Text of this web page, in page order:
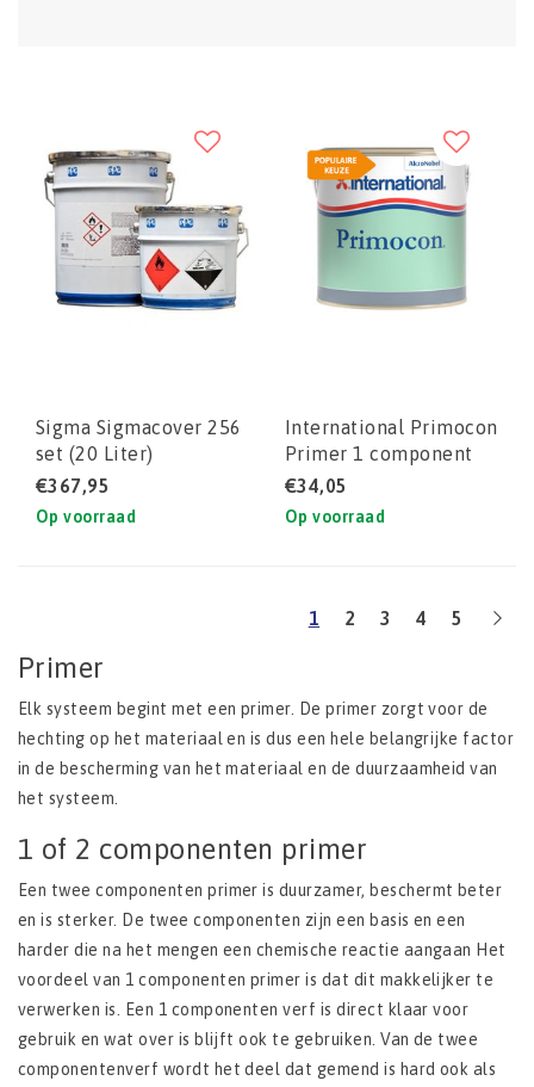
Sigma Sigmacover 256
set (20 Liter)
€367,95
Op voorraad
International Primocon
Primer 1 component
primer
€34,05
Op voorraad
1 2 3 4 5
Primer
Elk systeem begint met een primer. De primer zorgt voor de
hechting op het materiaal en is dus een hele belangrijke factor
in de bescherming van het materiaal en de duurzaamheid van
het systeem.
1 of 2 componenten primer
Een twee componenten primer is duurzamer, beschermt beter
en is sterker. De twee componenten zijn een basis en een
harder die na het mengen een chemische reactie aangaan Het
voordeel van 1 componenten primer is dat dit makkelijker te
verwerken is. Een 1 componenten verf is direct klaar voor
gebruik en wat over is blijft ook te gebruiken. Van de twee
componentenverf wordt het deel dat gemend is hard ook als